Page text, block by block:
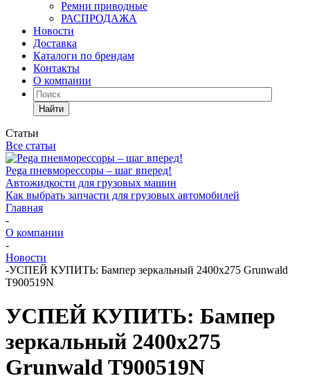
Ремни приводные
РАСПРОДАЖА
Новости
Доставка
Каталоги по брендам
Контакты
О компании
Найти
Статьи
Все статьи
Pega пневморессоры – шаг вперед!
Автожидкости для грузовых машин
Как выбрать запчасти для грузовых автомобилей
Главная
-
О компании
-
Новости
-УСПЕЙ КУПИТЬ: Бампер зеркальный 2400х275 Grunwald
T900519N
УСПЕЙ КУПИТЬ: Бампер
зеркальный 2400х275
Grunwald T900519N